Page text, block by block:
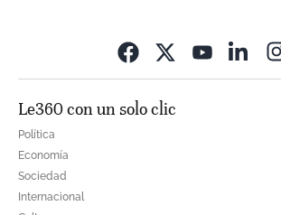
Le360 con un solo clic
Política
Economía
Sociedad
Internacional